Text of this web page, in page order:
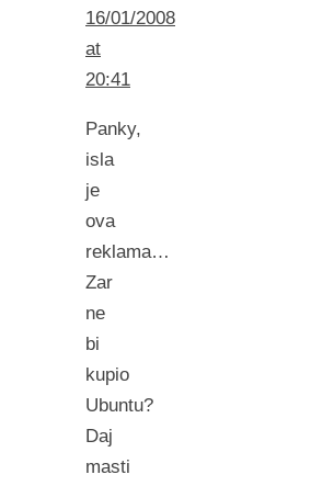
16/01/2008
at
20:41
Panky,
isla
je
ova
reklama…
Zar
ne
bi
kupio
Ubuntu?
Daj
masti